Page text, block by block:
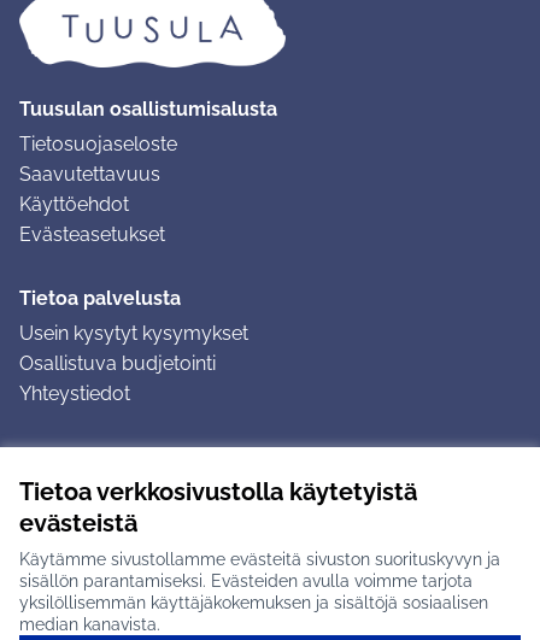
Tietoa verkkosivustolla käytetyistä
evästeistä
Käytämme sivustollamme evästeitä sivuston suorituskyvyn ja
sisällön parantamiseksi. Evästeiden avulla voimme tarjota
yksilöllisemmän käyttäjäkokemuksen ja sisältöjä sosiaalisen
median kanavista.
Tuusulan osallistumisalusta
Tietosuojaseloste
Saavutettavuus
Käyttöehdot
Evästeasetukset
Tietoa palvelusta
Usein kysytyt kysymykset
Osallistuva budjetointi
Yhteystiedot
Ohjeet kirjautumiseen
Ohjeet kommentin jättämiseen